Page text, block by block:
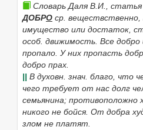
километров. Съел добрых
•Будьте добры, будь
обращения с просьбой.
позже;2) выражение
требования.Будь добр,
Доброго здоровья
пожеланием благополучия.
В добрый час!пожелание
В добрый путьпожелание
Словарь Даля В.И., статья
ДОБРО ср. веществственно,
имущество или достаток,
особ. движимость. Все добро
пропало. У них пропасть
добро прах.
|| В духовн. знач. благо, что
чего требует от нас долг
семьянина; противоположно
никого не бойся. От добра
злом не платят.